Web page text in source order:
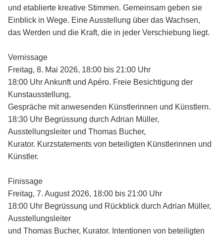
und etablierte kreative Stimmen. Gemeinsam geben sie
Einblick in Wege. Eine Ausstellung über das Wachsen,
das Werden und die Kraft, die in jeder Verschiebung liegt.
Vernissage
Freitag, 8. Mai 2026, 18:00 bis 21:00 Uhr
18:00 Uhr Ankunft und Apéro. Freie Besichtigung der
Kunstausstellung,
Gespräche mit anwesenden Künstlerinnen und Künstlern.
18:30 Uhr Begrüssung durch Adrian Müller,
Ausstellungsleiter und Thomas Bucher,
Kurator. Kurzstatements von beteiligten Künstlerinnen und
Künstler.
Finissage
Freitag, 7. August 2026, 18:00 bis 21:00 Uhr
18:00 Uhr Begrüssung und Rückblick durch Adrian Müller,
Ausstellungsleiter
und Thomas Bucher, Kurator. Intentionen von beteiligten